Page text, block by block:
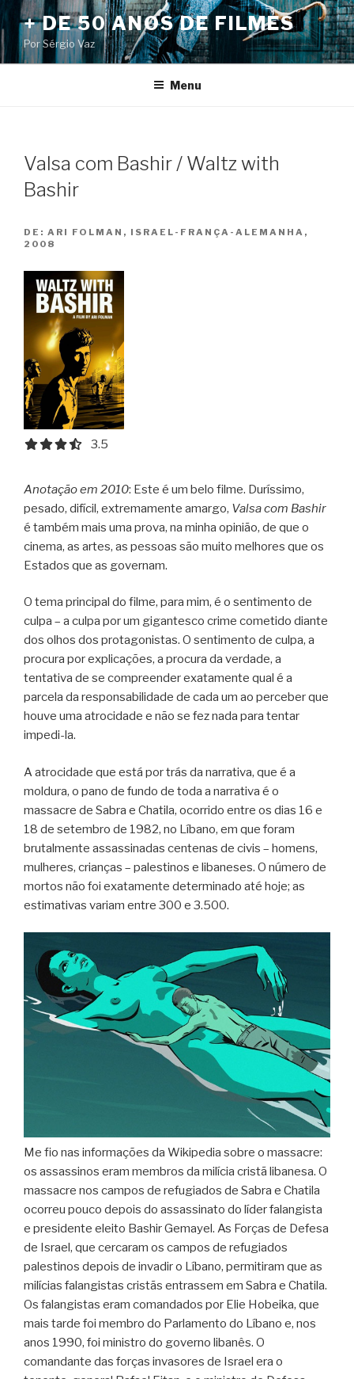
Pular
para
o
conteúdo
+ DE 50 ANOS DE FILMES
Por Sérgio Vaz
Menu
Valsa com Bashir / Waltz with
Bashir
DE: ARI FOLMAN, ISRAEL-FRANÇA-ALEMANHA,
2008
3.5 out of 5.0 stars
3.5
Anotação em 2010: Este é um belo filme. Duríssimo,
pesado, difícil, extremamente amargo, Valsa com Bashir
é também mais uma prova, na minha opinião, de que o
cinema, as artes, as pessoas são muito melhores que os
Estados que as governam.
O tema principal do filme, para mim, é o sentimento de
culpa – a culpa por um gigantesco crime cometido diante
dos olhos dos protagonistas. O sentimento de culpa, a
procura por explicações, a procura da verdade, a
tentativa de se compreender exatamente qual é a
parcela da responsabilidade de cada um ao perceber que
houve uma atrocidade e não se fez nada para tentar
impedi-la.
A atrocidade que está por trás da narrativa, que é a
moldura, o pano de fundo de toda a narrativa é o
massacre de Sabra e Chatila, ocorrido entre os dias 16 e
18 de setembro de 1982, no Líbano, em que foram
brutalmente assassinadas centenas de civis – homens,
mulheres, crianças – palestinos e libaneses. O número de
mortos não foi exatamente determinado até hoje; as
estimativas variam entre 300 e 3.500.
Me fio nas informações da Wikipedia sobre o massacre:
os assassinos eram membros da milícia cristã libanesa. O
massacre nos campos de refugiados de Sabra e Chatila
ocorreu pouco depois do assassinato do líder falangista
e presidente eleito Bashir Gemayel. As Forças de Defesa
de Israel, que cercaram os campos de refugiados
palestinos depois de invadir o Líbano, permitiram que as
milícias falangistas cristãs entrassem em Sabra e Chatila.
Os falangistas eram comandados por Elie Hobeika, que
mais tarde foi membro do Parlamento do Líbano e, nos
anos 1990, foi ministro do governo libanês. O
comandante das forças invasores de Israel era o